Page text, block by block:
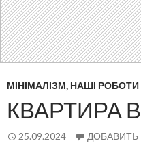
МІНІМАЛІЗМ, НАШІ РОБОТИ
КВАРТИРА
25.09.2024